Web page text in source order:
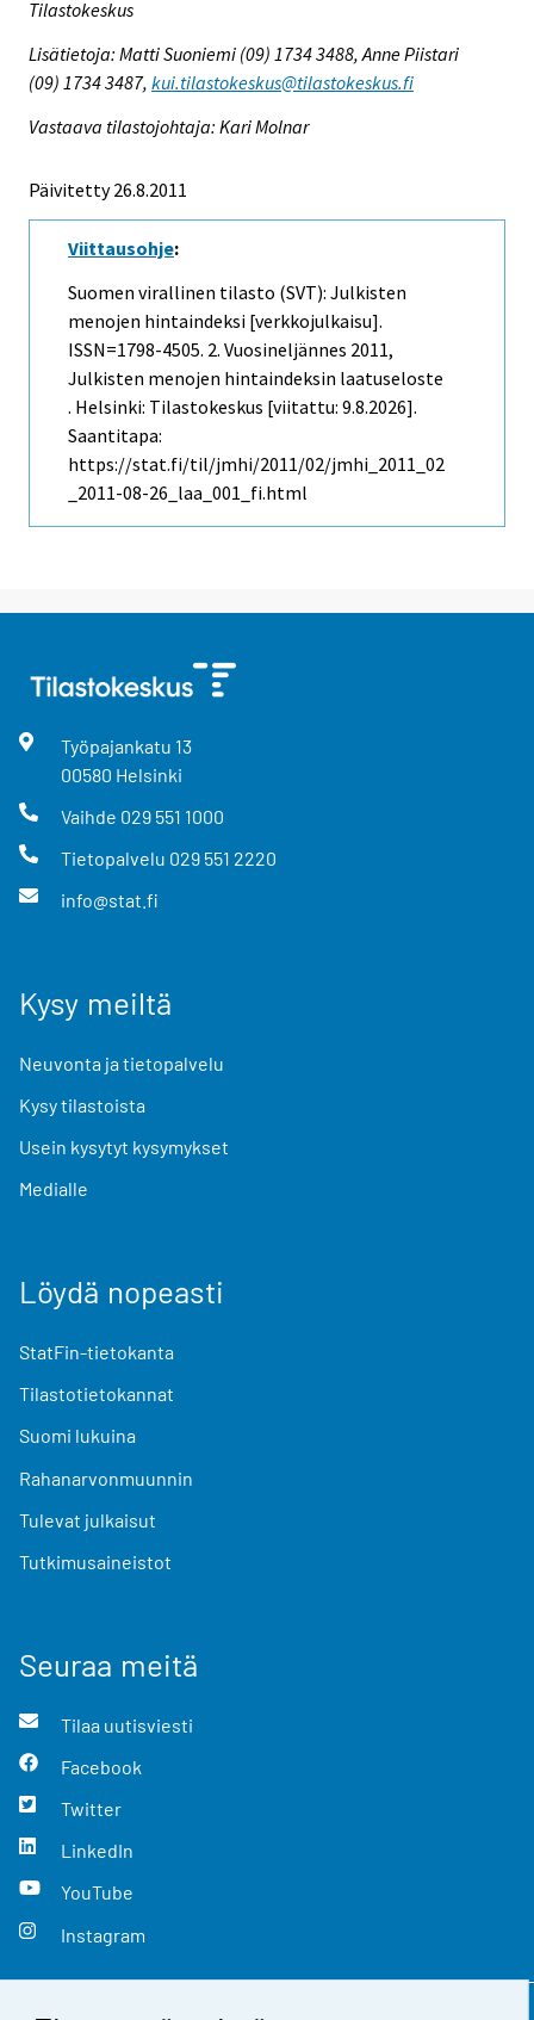
Tilastokeskus
Lisätietoja: Matti Suoniemi (09) 1734 3488, Anne Piistari
(09) 1734 3487, kui.tilastokeskus@tilastokeskus.fi
Vastaava tilastojohtaja: Kari Molnar
Päivitetty 26.8.2011
Viittausohje:
Suomen virallinen tilasto (SVT): Julkisten
menojen hintaindeksi [verkkojulkaisu].
ISSN=1798-4505. 2. Vuosineljännes 2011,
Julkisten menojen hintaindeksin laatuseloste
. Helsinki: Tilastokeskus [viitattu: 9.8.2026].
Saantitapa:
https://stat.fi/til/jmhi/2011/02/jmhi_2011_02
_2011-08-26_laa_001_fi.html
Työpajankatu 13
00580 Helsinki
Vaihde 029 551 1000
Tietopalvelu 029 551 2220
info@stat.fi
Kysy meiltä
Neuvonta ja tietopalvelu
Kysy tilastoista
Usein kysytyt kysymykset
Medialle
Löydä nopeasti
StatFin-tietokanta
Tilastotietokannat
Suomi lukuina
Rahanarvonmuunnin
Tulevat julkaisut
Tutkimusaineistot
Seuraa meitä
Tilaa uutisviesti
Facebook
Twitter
LinkedIn
YouTube
Instagram